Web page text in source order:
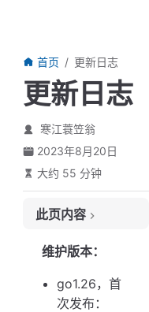
首页 更新日志
更新日志
寒江蓑笠翁
2023年8月20日
大约 55 分钟
此页内容
1.25
1.24
维护版本：
go1.26，首
次发布：